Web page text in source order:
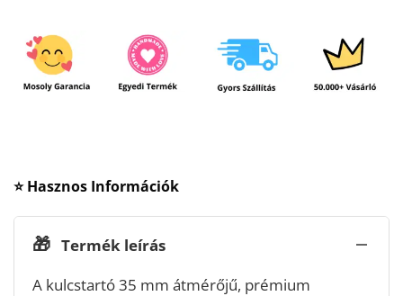
⭐ Hasznos Információk
🎁 Termék leírás
A kulcstartó 35 mm átmérőjű, prémium